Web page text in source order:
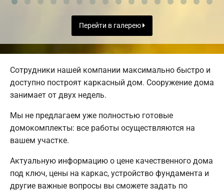
Перейти в галерею
Сотрудники нашей компании максимально быстро и
доступно построят каркасный дом. Сооружение дома
занимает от двух недель.
Мы не предлагаем уже полностью готовые
домокомплекты: все работы осуществляются на
вашем участке.
Актуальную информацию о цене качественного дома
под ключ, цены на каркас, устройство фундамента и
другие важные вопросы вы сможете задать по